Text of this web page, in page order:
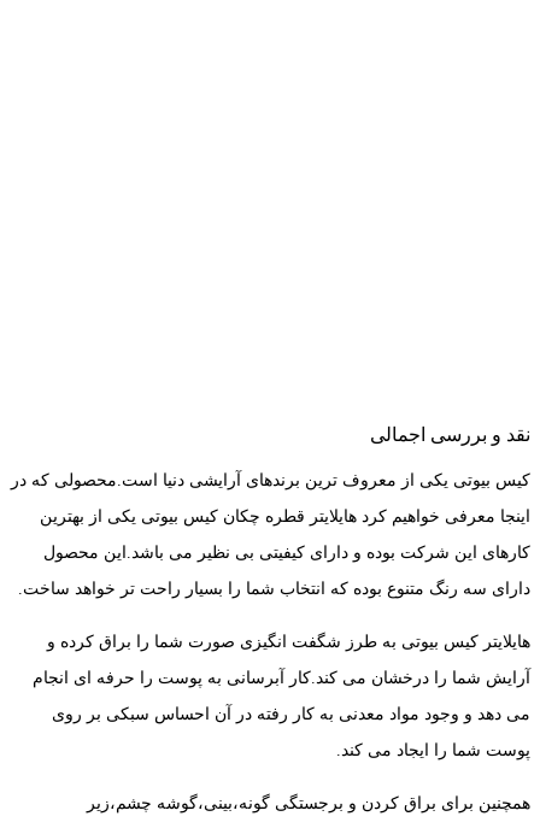
نقد و بررسی اجمالی
کیس بیوتی یکی از معروف ترین برندهای آرایشی دنیا است.محصولی که در
اینجا معرفی خواهیم کرد هایلایتر قطره چکان کیس بیوتی یکی از بهترین
کارهای این شرکت بوده و دارای کیفیتی بی نظیر می باشد.این محصول
دارای سه رنگ متنوع بوده که انتخاب شما را بسیار راحت تر خواهد ساخت.
هایلایتر کیس بیوتی به طرز شگفت انگیزی صورت شما را براق کرده و
آرایش شما را درخشان می کند.کار آبرسانی به پوست را حرفه ای انجام
می دهد و وجود مواد معدنی به کار رفته در آن احساس سبکی بر روی
پوست شما را ایجاد می کند.
همچنین برای براق کردن و برجستگی گونه،بینی،گوشه چشم،زیر